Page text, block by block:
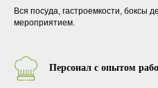
Вся посуда, гастроемкости, боксы
мероприятием.
Персонал с опытом